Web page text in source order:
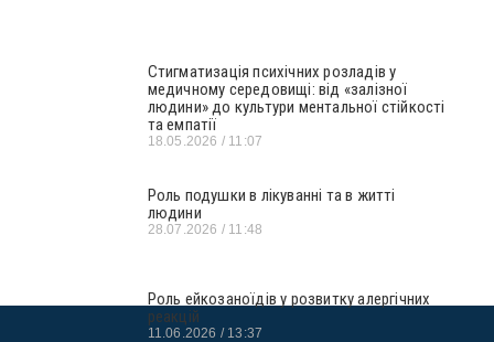
Стигматизація психічних розладів у
медичному середовищі: від «залізної
людини» до культури ментальної стійкості
та емпатії
18.05.2026 11:07
Роль подушки в лікуванні та в житті
людини
28.07.2026 11:48
Роль ейкозаноїдів у розвитку алергічних
реакцій
11.06.2026 13:37